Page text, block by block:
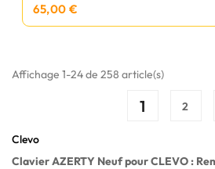
65,00 €
Affichage 1-24 de 258 article(s)
1 2
Clevo
Clavier AZERTY Neuf pour CLEVO :